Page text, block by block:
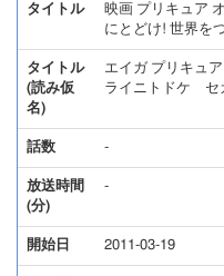
タイトル
映画 プリキュア
にとどけ! 世界を
タイトル
(読み仮
名)
エイガ プリキュ
ライニトドケ セ
話数 -
放送時間
(分)
-
開始日 2011-03-19